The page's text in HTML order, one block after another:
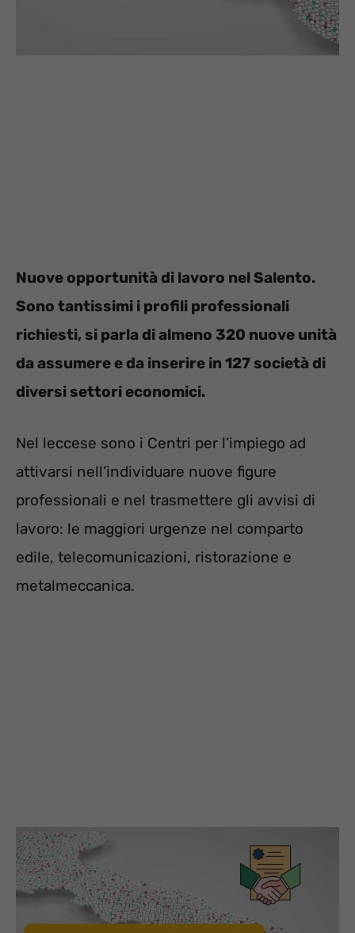
Nuove opportunità di lavoro nel Salento.
Sono tantissimi i profili professionali
richiesti, si parla di almeno 320 nuove unità
da assumere e da inserire in 127 società di
diversi settori economici.
Nel leccese sono i Centri per l’impiego ad
attivarsi nell’individuare nuove figure
professionali e nel trasmettere gli avvisi di
lavoro: le maggiori urgenze nel comparto
edile, telecomunicazioni, ristorazione e
metalmeccanica.